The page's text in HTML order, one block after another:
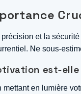
et la
Ne sous-
est-
mettant en lumière